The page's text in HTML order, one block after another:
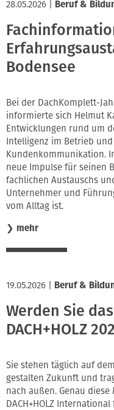
28.05.2026 Beruf &
Bodensee
Bei der DachKomplett-
informierte sich Helmut
Entwicklungen rund um
Intelligenz im Betrieb
Kundenkommunikation.
neue Impulse für seinen
fachlichen Austauschs
Unternehmer und
vom Alltag ist.
❯ mehr
19.05.2026 Beruf &
Werden Sie
DACH+HOLZ
Sie stehen täglich auf
gestalten Zukunft und
nach außen. Genau
DACH+HOLZ